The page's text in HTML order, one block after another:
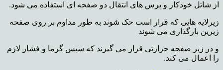
از شاتل خودکار و پرس های انتقال دو صفحه ای استفاده می شود.
زیرلایه هایی که قرار است حک شوند به طور مداوم بر روی صفحه
زیرین بارگذاری می شوند
و در زیر صفحه حرارتی قرار می گیرند که سپس گرما و فشار لازم
را اعمال می کند.